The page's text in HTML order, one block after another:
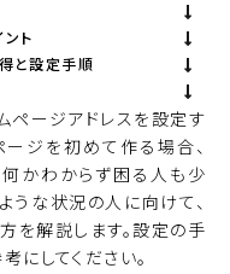
ト
と設定手順
ページアドレスを設定す
ージを初めて作る場合、
かわからず困る人も少
うな状況の人に向けて、
を解説します。設定の手
にしてください。